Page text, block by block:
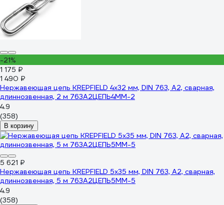
-21%
1 175 ₽
1 490 ₽
Нержавеющая цепь KREPFIELD 4x32 мм, DIN 763, А2, сварная,
длиннозвенная, 2 м 763А2ЦЕПЬ4ММ-2
4.9
(358)
В корзину
5 621 ₽
Нержавеющая цепь KREPFIELD 5x35 мм, DIN 763, А2, сварная,
длиннозвенная, 5 м 763А2ЦЕПЬ5ММ-5
4.9
(358)